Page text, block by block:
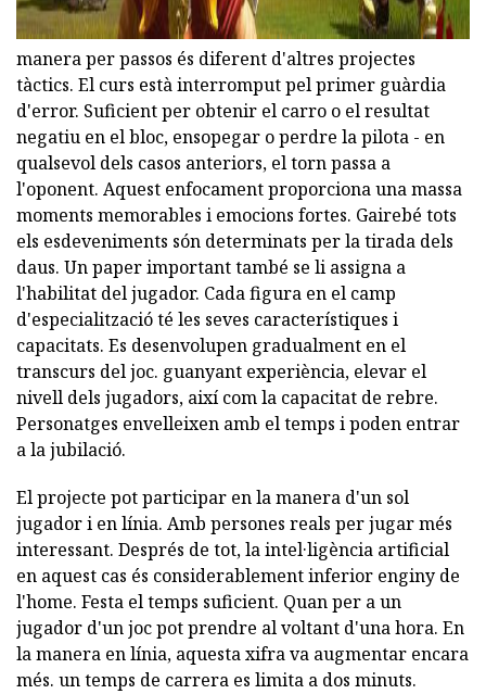
manera per passos és diferent d'altres projectes
tàctics. El curs està interromput pel primer guàrdia
d'error. Suficient per obtenir el carro o el resultat
negatiu en el bloc, ensopegar o perdre la pilota - en
qualsevol dels casos anteriors, el torn passa a
l'oponent. Aquest enfocament proporciona una massa
moments memorables i emocions fortes. Gairebé tots
els esdeveniments són determinats per la tirada dels
daus. Un paper important també se li assigna a
l'habilitat del jugador. Cada figura en el camp
d'especialització té les seves característiques i
capacitats. Es desenvolupen gradualment en el
transcurs del joc. guanyant experiència, elevar el
nivell dels jugadors, així com la capacitat de rebre.
Personatges envelleixen amb el temps i poden entrar
a la jubilació.
El projecte pot participar en la manera d'un sol
jugador i en línia. Amb persones reals per jugar més
interessant. Després de tot, la intel·ligència artificial
en aquest cas és considerablement inferior enginy de
l'home. Festa el temps suficient. Quan per a un
jugador d'un joc pot prendre al voltant d'una hora. En
la manera en línia, aquesta xifra va augmentar encara
més. un temps de carrera es limita a dos minuts.